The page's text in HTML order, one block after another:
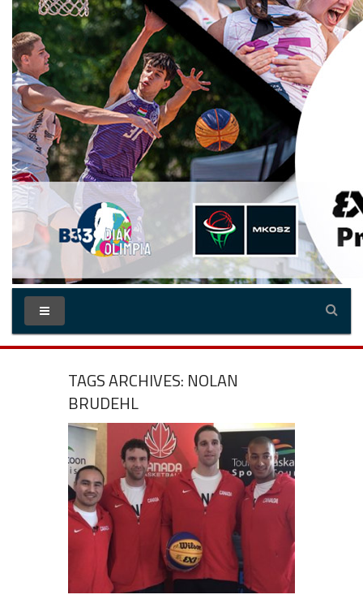
TAGS ARCHIVES: NOLAN
BRUDEHL